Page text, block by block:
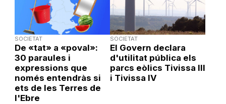
SOCIETAT
De «tat» a «poval»:
30 paraules i
expressions que
només entendràs si
ets de les Terres de
l'Ebre
SOCIETAT
El Govern declara
d'utilitat pública els
parcs eòlics Tivissa III
i Tivissa IV